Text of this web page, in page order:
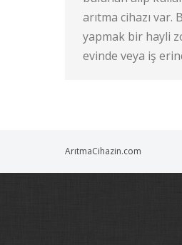
arıtma cihazı var.
yapmak bir hayli
evinde veya iş
ArıtmaCihazin.com